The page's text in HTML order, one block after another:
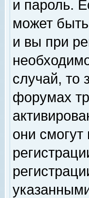
и пароль.
может
и вы при
случай, то
форумах
они